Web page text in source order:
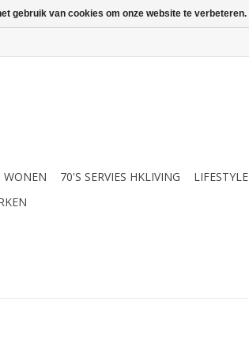
WONEN 70'S SERVIES HKLIVING LIFESTYLE
gebruik van cookies om onze website te verbeteren.